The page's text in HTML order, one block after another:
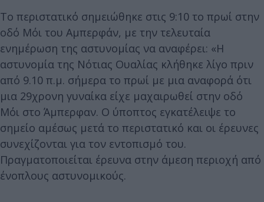
Το περιστατικό σημειώθηκε στις 9:10 το πρωί στην
οδό Μόι του Αμπερφάν, με την τελευταία
ενημέρωση της αστυνομίας να αναφέρει: «Η
αστυνομία της Νότιας Ουαλίας κλήθηκε λίγο πριν
από 9.10 π.μ. σήμερα το πρωί με μια αναφορά ότι
μια 29χρονη γυναίκα είχε μαχαιρωθεί στην οδό
Μόι στο Άμπερφαν. Ο ύποπτος εγκατέλειψε το
σημείο αμέσως μετά το περιστατικό και οι έρευνες
συνεχίζονται για τον εντοπισμό του.
Πραγματοποιείται έρευνα στην άμεση περιοχή από
ένοπλους αστυνομικούς.